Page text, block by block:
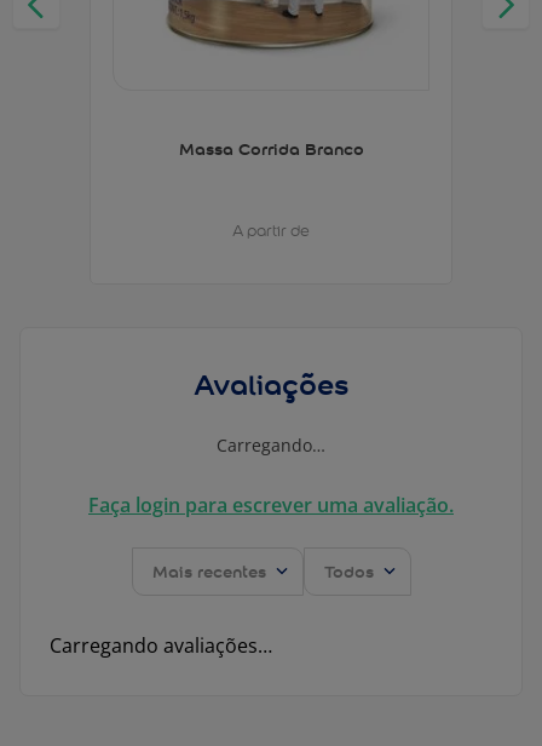
Massa Corrida Branco
A partir de
Avaliações
Carregando…
Faça login para escrever uma avaliação.
Mais recentes Todos
Carregando avaliações…